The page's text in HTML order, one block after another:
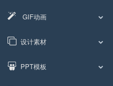
GIF动画
设计素材
PPT模板